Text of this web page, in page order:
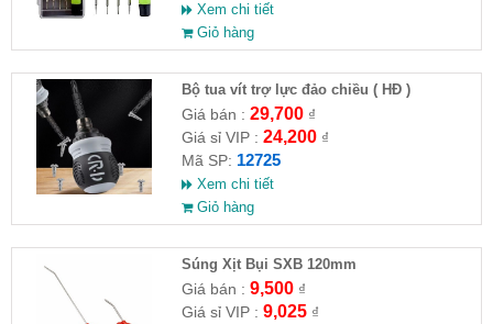
Xem chi tiết
Giỏ hàng
Bộ tua vít trợ lực đảo chiều ( HĐ )
Giá bán : 29,700₫
Giá sỉ VIP : 24,200₫
Mã SP: 12725
Xem chi tiết
Giỏ hàng
Súng Xịt Bụi SXB 120mm
Giá bán : 9,500₫
Giá sỉ VIP : 9,025₫